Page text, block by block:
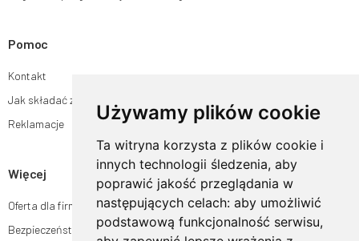
Używamy plików cookie
Ta witryna korzysta z plików cookie i
innych technologii śledzenia, aby
poprawić jakość przeglądania w
następujących celach: aby umożliwić
podstawową funkcjonalność serwisu,
Pomoc
Kontakt
Jak składać zamówienia w sklepie ogrodyhildegardy.pl?
Reklamacje
Więcej
Oferta dla firm
Bezpieczeństwo płatności